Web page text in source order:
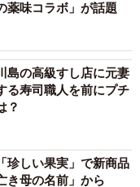
円）
薬味コラボ」が話題
の高級すし店に元妻
寿司職人を前にプチ
？
珍しい果実」で新商品
母の名前」から